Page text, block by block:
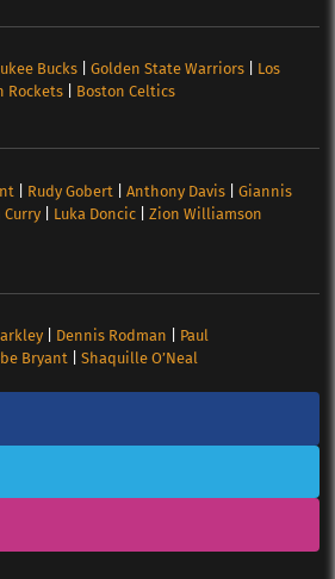
Bucks| Golden State Warriors| Los
Rockets| Boston Celtics
Rudy Gobert Anthony Davis| Giannis
| Luka Doncic| Zion Williamson
| Dennis Rodman
Paul
Bryant| Shaquille O’Neal